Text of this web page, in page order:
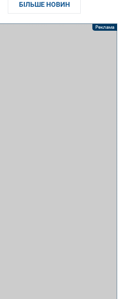
БІЛЬШЕ НОВИН